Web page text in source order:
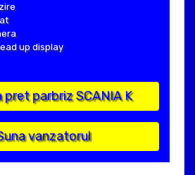
up display
parbriz SCANIA K
vanzatorul